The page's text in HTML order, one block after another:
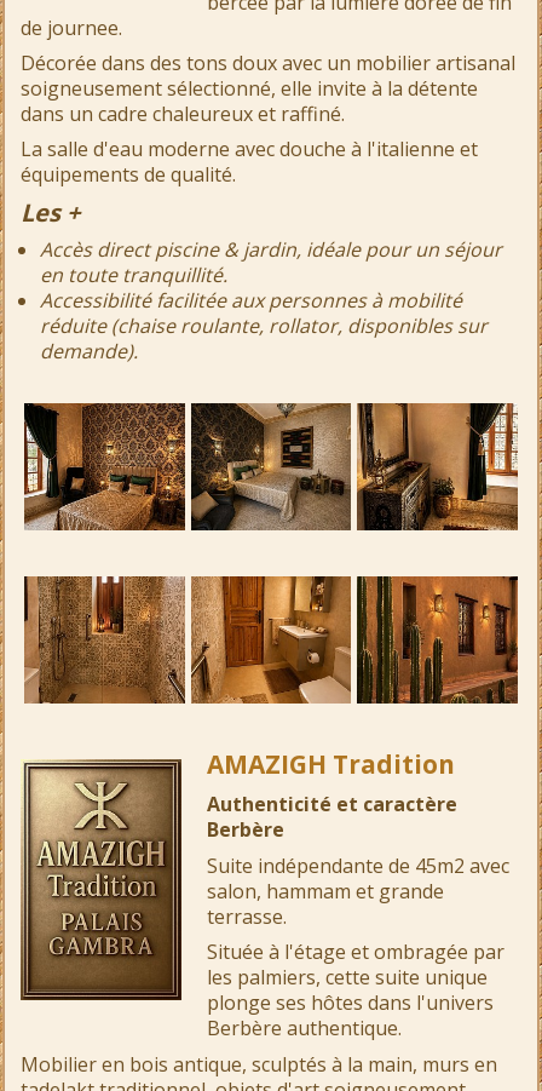
de journee.
Décorée dans des tons doux avec un mobilier artisanal
soigneusement sélectionné, elle invite à la détente
dans un cadre chaleureux et raffiné.
La salle d'eau moderne avec douche à l'italienne et
équipements de qualité.
Les +
Accès direct piscine & jardin, idéale pour un séjour
en toute tranquillité.
Accessibilité facilitée aux personnes à mobilité
réduite (chaise roulante, rollator, disponibles sur
demande).
AMAZIGH Tradition
Authenticité et caractère
Berbère
Suite indépendante de 45m2 avec
salon, hammam et grande
terrasse.
Située à l'étage et ombragée par
les palmiers, cette suite unique
plonge ses hôtes dans l'univers
Berbère authentique.
Mobilier en bois antique, sculptés à la main, murs en